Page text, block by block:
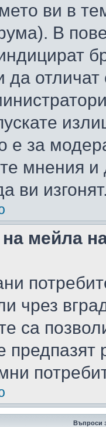
ви в
В
да
е за
мнения
ви
на мейла
чрез
са
предпазят
Въпроси